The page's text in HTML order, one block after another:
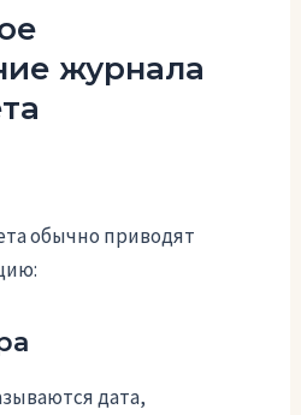
журнала
обычно приводят
дата,